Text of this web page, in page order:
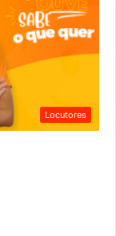
Locutores